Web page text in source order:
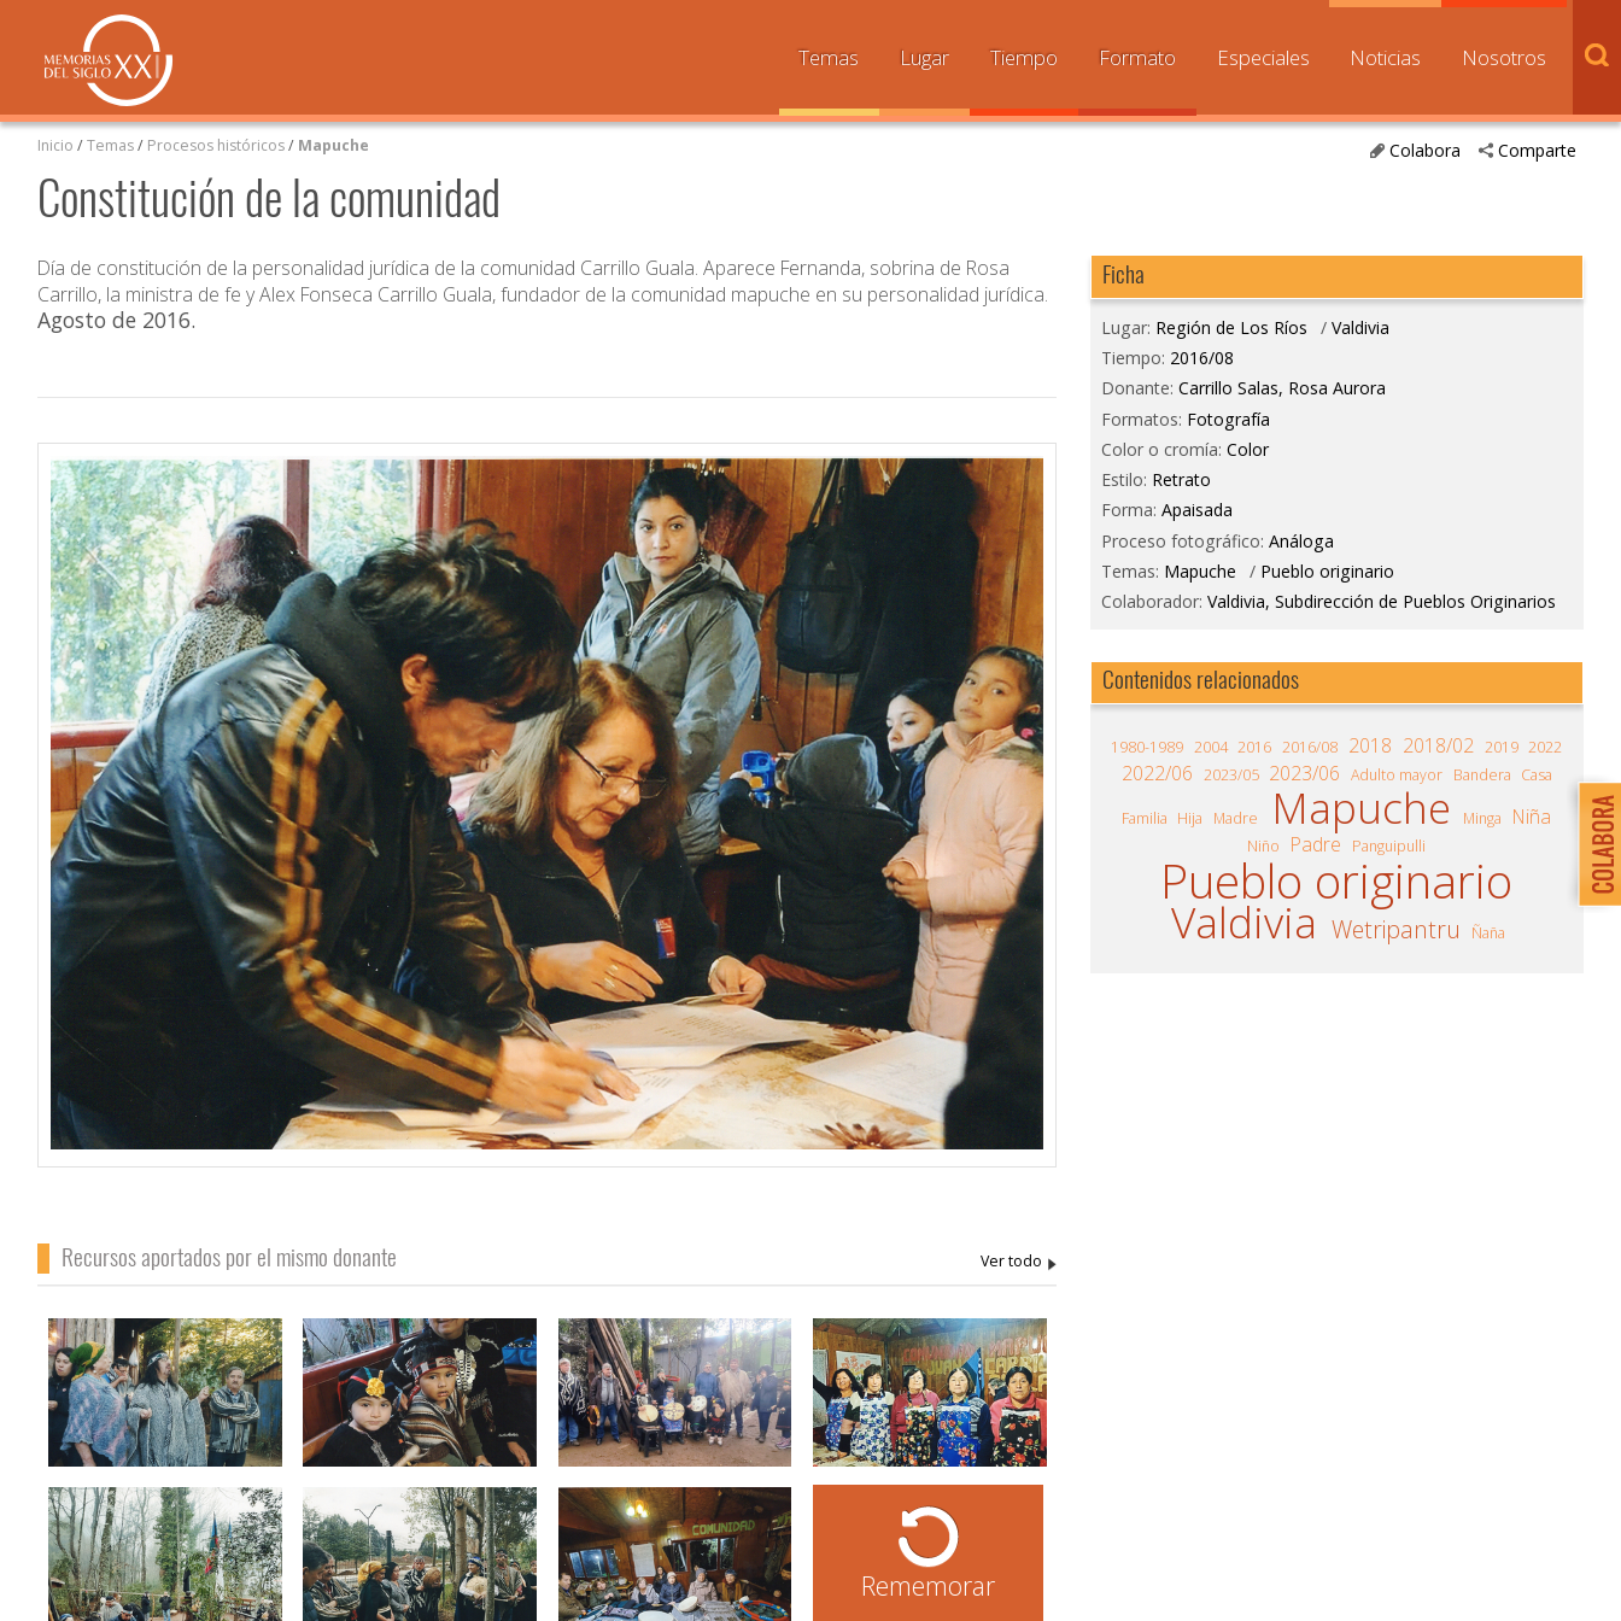
Temas Lugar Tiempo Formato Especiales Noticias Nosotros
Comparte
Colabora
Inicio /Temas/ Procesos históricos/ Mapuche
Constitución de la comunidad
Día de constitución de la personalidad jurídica de la comunidad Carrillo Guala. Aparece Fernanda, sobrina de Rosa
Carrillo, la ministra de fe y Alex Fonseca Carrillo Guala, fundador de la comunidad mapuche en su personalidad jurídica.
Agosto de 2016.
Recursos aportados por el mismo donante
Rememorar
Ficha
Lugar: Región de Los Ríos / Valdivia
Tiempo: 2016/08
Donante: Carrillo Salas, Rosa Aurora
Formatos: Fotografía
Color o cromía: Color
Estilo: Retrato
Forma: Apaisada
Proceso fotográfico: Análoga
Temas: Mapuche / Pueblo originario
Colaborador: Valdivia, Subdirección de Pueblos Originarios
Contenidos relacionados
1980-1989 2004 2016 2016/08 2018 2018/02 2019 2022
2022/06 2023/05 2023/06 Adulto mayor Bandera Casa
Familia Hija Madre Mapuche Minga Niña
Niño Padre Panguipulli
Pueblo originario
Valdivia Wetripantru Ñaña